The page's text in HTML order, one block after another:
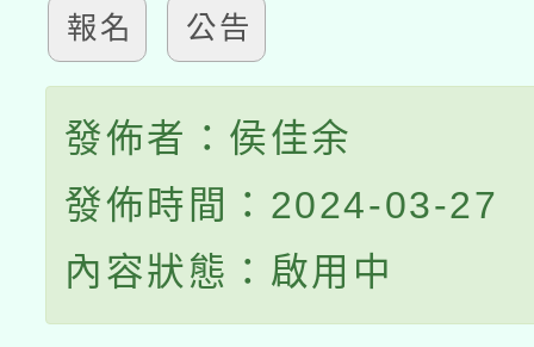
報名 公告
發佈者：侯佳余
發佈時間：2024-03-27
內容狀態：啟用中